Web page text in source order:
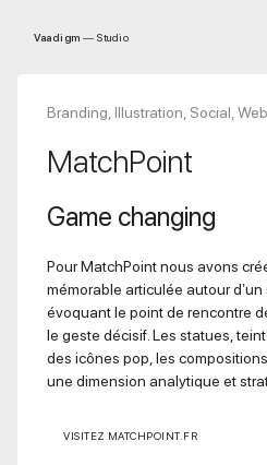
Vaadigm — Studio
Branding, Illustration, Social,
MatchPoint
Game changing
Pour MatchPoint nous avons
mémorable articulée autour d’un
évoquant le point de rencontre
le geste décisif. Les statues,
des icônes pop, les
une dimension analytique et
VISITEZ MATCHPOINT.FR